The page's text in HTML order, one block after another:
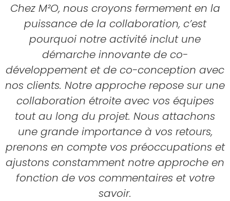
Chez M²O, nous croyons fermement en la
puissance de la collaboration, c’est
pourquoi notre activité inclut une
démarche innovante de co-
développement et de co-conception avec
nos clients. Notre approche repose sur une
collaboration étroite avec vos équipes
tout au long du projet. Nous attachons
une grande importance à vos retours,
prenons en compte vos préoccupations et
ajustons constamment notre approche en
fonction de vos commentaires et votre
savoir.